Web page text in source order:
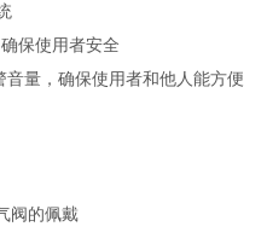
保使用者安全
音量，确保使用者和他人能方便
阀的佩戴